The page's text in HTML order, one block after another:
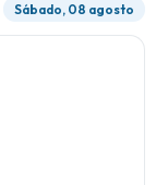
Sábado, 08 agosto